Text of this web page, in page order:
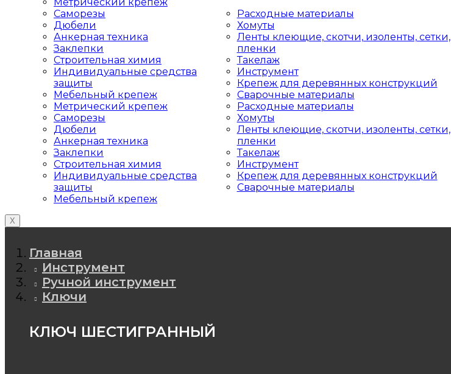
Саморезы
Дюбели
Анкерная техника
Заклепки
Строительная химия
Индивидуальные средства
защиты
Мебельный крепеж
Метрический крепеж
Саморезы
Дюбели
Анкерная техника
Заклепки
Строительная химия
Индивидуальные средства
защиты
Мебельный крепеж
Расходные материалы
Хомуты
Ленты клеющие, скотчи, изоленты, сетки,
пленки
Такелаж
Инструмент
Крепеж для деревянных конструкций
Сварочные материалы
Расходные материалы
Хомуты
Ленты клеющие, скотчи, изоленты, сетки,
пленки
Такелаж
Инструмент
Крепеж для деревянных конструкций
Сварочные материалы
X
Главная
Инструмент
Ручной инструмент
Ключи
КЛЮЧ ШЕСТИГРАННЫЙ